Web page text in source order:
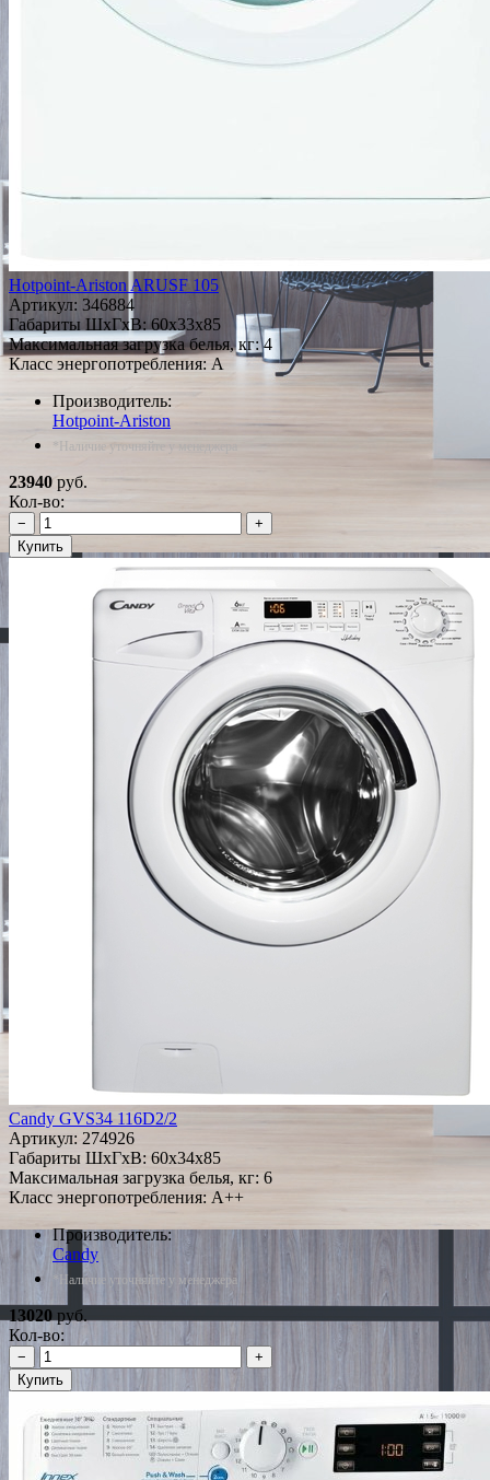
Hotpoint-Ariston ARUSF 105
Артикул: 346884
Габариты ШxГxВ: 60x33x85
Максимальная загрузка белья, кг: 4
Класс энергопотребления: A
Производитель:
Hotpoint-Ariston
*Наличие уточняйте у менеджера
23940 руб.
Кол-во:
−
+
Купить
Candy GVS34 116D2/2
Артикул: 274926
Габариты ШxГxВ: 60x34x85
Максимальная загрузка белья, кг: 6
Класс энергопотребления: A++
Производитель:
Candy
*Наличие уточняйте у менеджера
13020 руб.
Кол-во:
−
+
Купить